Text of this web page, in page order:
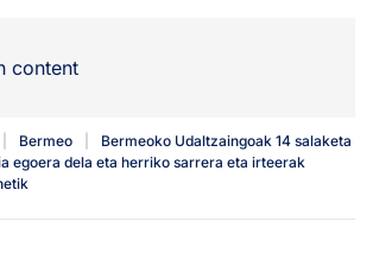
content
Bermeo
Bermeoko Udaltzaingoak 14 salaketa
egoera dela eta herriko sarrera eta irteerak